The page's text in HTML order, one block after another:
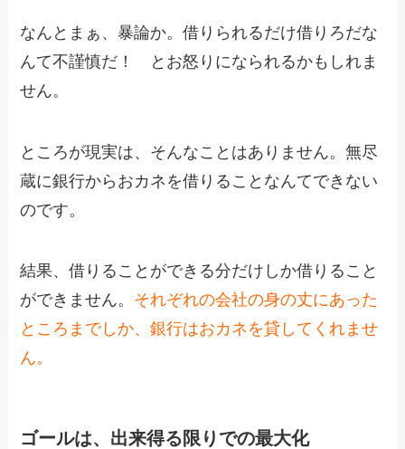
なんとまぁ、暴論か。借りられるだけ借りろだな
んて不謹慎だ！ とお怒りになられるかもしれま
せん。
ところが現実は、そんなことはありません。無尽
蔵に銀行からおカネを借りることなんてできない
のです。
結果、借りることができる分だけしか借りること
ができません。 それぞれの会社の身の丈にあった
ところまでしか、銀行はおカネを貸してくれませ
ん。
ゴールは、出来得る限りでの最大化